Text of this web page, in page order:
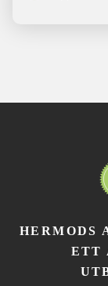
HERMODS
ETT